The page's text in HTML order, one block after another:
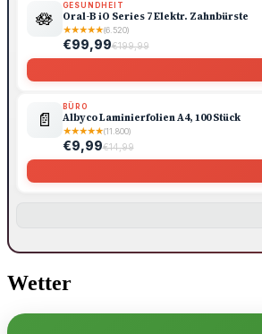
🪷
GESUNDHEIT
Oral-B iO Series 7 Elektr. Zahnbürste
★★★★★(6.520)
€99,99€199,99
📄
BÜRO
Albyco Laminierfolien A4, 100 Stück
★★★★★(11.800)
€9,99€14,99
Wetter